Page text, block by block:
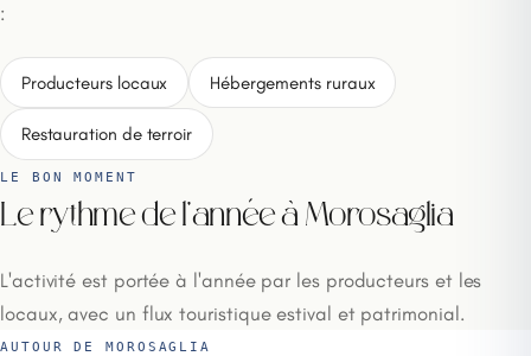
:
Producteurs locaux Hébergements ruraux
Restauration de terroir
LE BON MOMENT
Le rythme de l'année à Morosaglia
L'activité est portée à l'année par les producteurs et les
locaux, avec un flux touristique estival et patrimonial.
AUTOUR DE MOROSAGLIA